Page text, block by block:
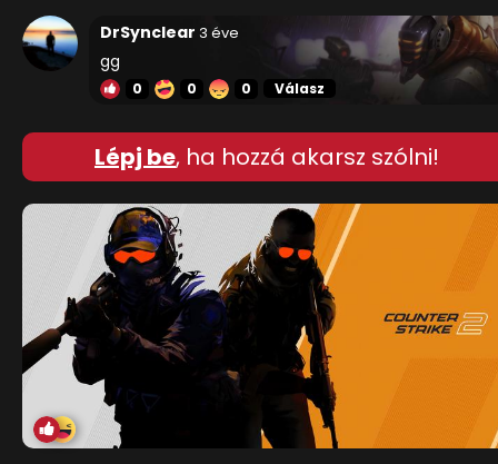
DrSynclear 3 éve
gg
0 0 0 Válasz
Lépj be, ha hozzá akarsz szólni!